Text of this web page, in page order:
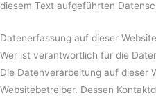
diesem Text aufgeführten
Datenerfassung auf dieser Website
Wer ist verantwortlich für die
Die Datenverarbeitung auf dieser
Websitebetreiber. Dessen